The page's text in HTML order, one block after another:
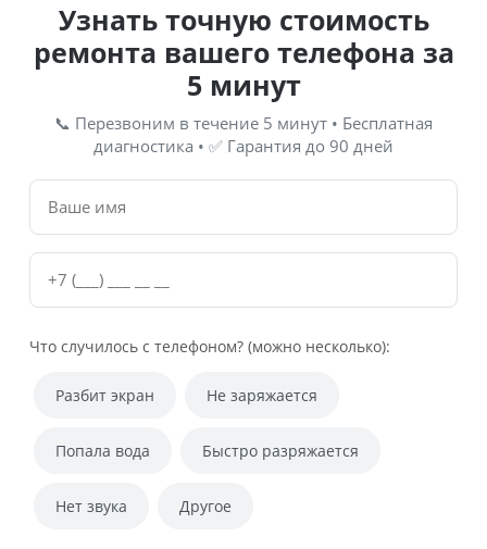
Узнать точную стоимость
ремонта вашего телефона за
5 минут
📞 Перезвоним в течение 5 минут • Бесплатная
диагностика • ✅ Гарантия до 90 дней
Что случилось с телефоном? (можно несколько):
Разбит экран Не заряжается
Попала вода Быстро разряжается
Нет звука Другое